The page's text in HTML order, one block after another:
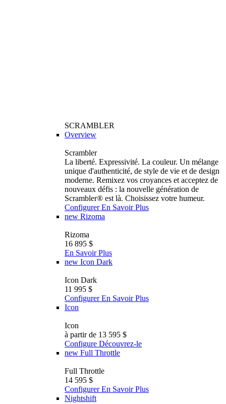
SCRAMBLER
Overview
Scrambler
La liberté. Expressivité. La couleur. Un mélange
unique d'authenticité, de style de vie et de design
moderne. Remixez vos croyances et acceptez de
nouveaux défis : la nouvelle génération de
Scrambler®️ est là. Choisissez votre humeur.
Configurer En Savoir Plus
new Rizoma
Rizoma
16 895 $
En Savoir Plus
new Icon Dark
Icon Dark
11 995 $
Configurer En Savoir Plus
Icon
Icon
à partir de 13 595 $
Configure Découvrez-le
new Full Throttle
Full Throttle
14 595 $
Configurer En Savoir Plus
Nightshift